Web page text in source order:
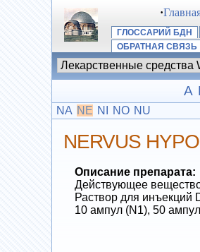
·
ГЛОССАРИЙ БДН
ОБРАТНАЯ СВЯЗЬ
A
NA NE NI NO NU
NERVUS
Описание препарата:
Действующее
Раствор для инъекций
10 ампул (N1), 50